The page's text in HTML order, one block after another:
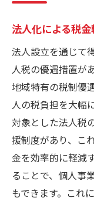
手稲区に
クラウド
達
政府支援
法人設
法人化で得
法人設立
取引先
法人と
法人化による税
法人設立を通じて
人税の優遇措置が
地域特有の税制優
人の税負担を大幅
対象とした法人税
援制度があり、こ
金を効率的に軽減
ることで、個人事
もできます。これ